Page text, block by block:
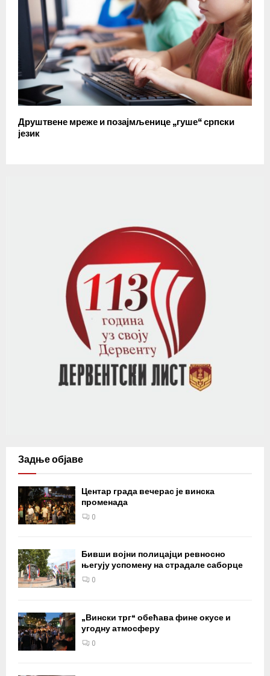
Друштвене мреже и позајмљенице „гуше“ српски
језик
Задње објаве
Центар града вечерас је винска
променада
0
Бивши војни полицајци ревносно
његују успомену на страдале саборце
0
„Вински трг“ обећава фине окусе и
угодну атмосферу
0